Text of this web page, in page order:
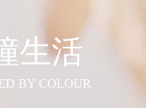
生活
BY COLOUR